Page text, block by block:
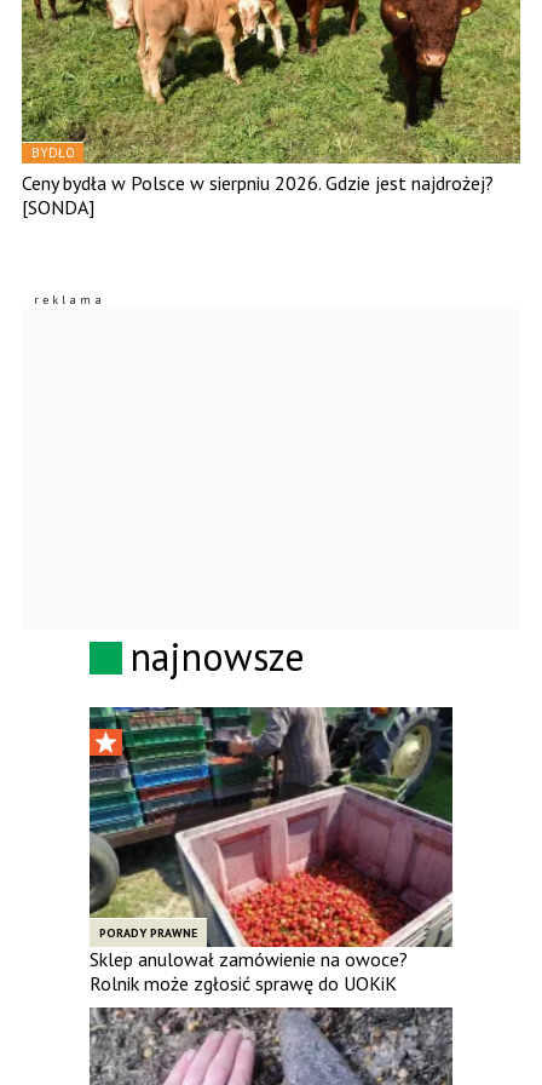
BYDŁO
Ceny bydła w Polsce w sierpniu 2026. Gdzie jest najdrożej?
[SONDA]
najnowsze
PORADY PRAWNE
Sklep anulował zamówienie na owoce?
Rolnik może zgłosić sprawę do UOKiK